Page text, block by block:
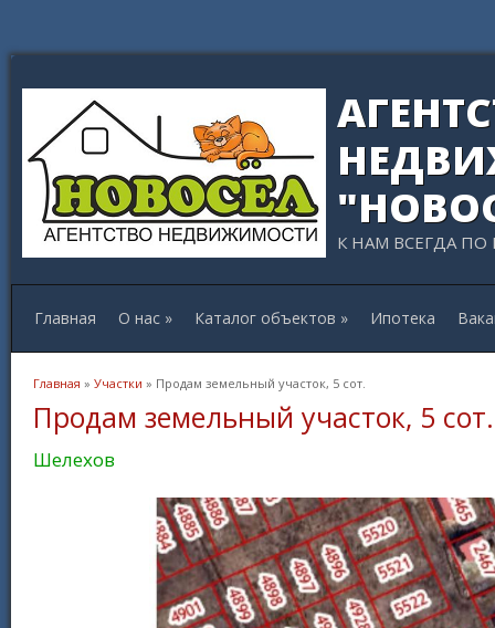
К НАМ ВСЕГДА ПО
Главная О нас » Каталог объектов » Ипотека
Вы здесь
Главная » Участки » Продам земельный участок, 5 сот.
Продам земельный участок, 5 сот.
Шелехов